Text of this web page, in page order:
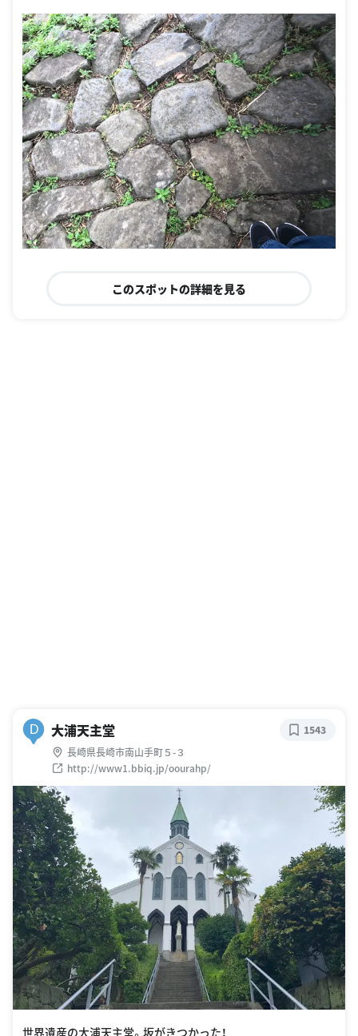
このスポットの詳細を見る
D 大浦天主堂
長崎県長崎市南山手町５-３
http://www1.bbiq.jp/oourahp/
1543
世界遺産の大浦天主堂。坂がきつかった！